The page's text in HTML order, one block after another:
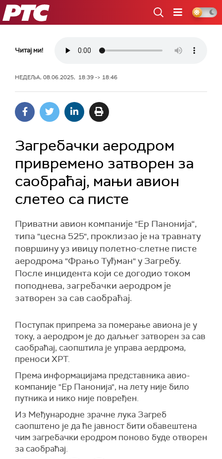
РТС
Читај ми!
НЕДЕЉА, 08.06.2025, 18:39 -> 18:46
Загребачки аеродром
привремено затворен за
саобраћај, мањи авион
слетео са писте
Приватни авион компаније "Ер Панонија“,
типа "цесна 525", проклизао је на травнату
површину уз ивицу полетно-слетне писте
аеродрома "Фрањо Туђман" у Загребу.
После инцидента који се догодио током
поподнева, загребачки аеродром је
затворен за сав саобраћај.
Поступак припрема за померање авиона је у
току, а аеродром је до даљњег затворен за сав
саобраћај, саопштила је управа аердрома,
преноси ХРТ.
Према информацијама представника авио-
компаније "Ер Панонија", на лету није било
путника и нико није повређен.
Из Међународне зрачне лука Загреб
саопштено је да ће јавност бити обавештена
чим загребачки еродром поново буде отворен
за саобраћај.